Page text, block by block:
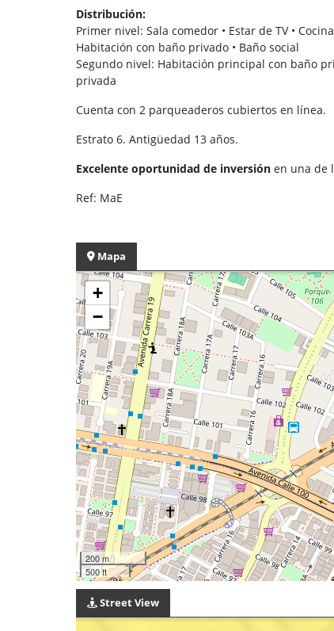
Distribución:
Primer nivel: Sala comedor • Estar de TV •
Habitación con baño privado • Baño social
Segundo nivel: Habitación principal con baño
privada
Cuenta con 2 parqueaderos cubiertos en línea.
Estrato 6. Antigüedad 13 años.
Excelente oportunidad de inversión en una de
Ref: MaE
Mapa
+
−
200 m
500 ft
Street View